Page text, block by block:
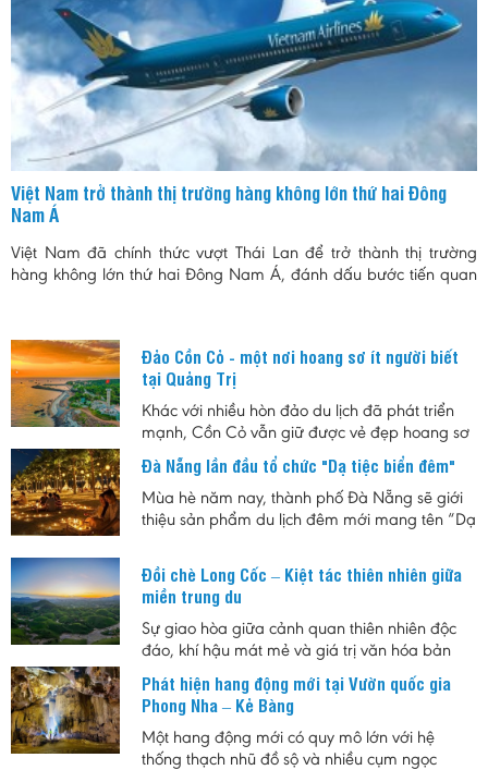
Việt Nam trở thành thị trường hàng không lớn thứ hai Đông
Nam Á
Việt Nam đã chính thức vượt Thái Lan để trở thành thị trường
hàng không lớn thứ hai Đông Nam Á, đánh dấu bước tiến quan
Đảo Cồn Cỏ - một nơi hoang sơ ít người biết
tại Quảng Trị
Khác với nhiều hòn đảo du lịch đã phát triển
mạnh, Cồn Cỏ vẫn giữ được vẻ đẹp hoang sơ
cùng nhịp sống chậm. Đây là lựa chọn phù
hợp cho những ai muốn tìm một nơi nghỉ ngắn
ngày, tránh sự đông đúc, đồng thời khám phá
hệ sinh thái biển, rừng nguyên sinh và những
Đà Nẵng lần đầu tổ chức "Dạ tiệc biển đêm"
Mùa hè năm nay, thành phố Đà Nẵng sẽ giới
thiệu sản phẩm du lịch đêm mới mang tên “Dạ
dân và du khách những trải nghiệm độc đáo
giữa không gian biển về đêm với sự kết hợp
của ánh sáng, ẩm thực và âm nhạc.
Đồi chè Long Cốc – Kiệt tác thiên nhiên giữa
miền trung du
Sự giao hòa giữa cảnh quan thiên nhiên độc
đáo, khí hậu mát mẻ và giá trị văn hóa bản
địa đã tạo nên sức hút riêng cho đồi chè Long
Cốc. Không chỉ là vùng nguyên liệu chè nổi
tiếng, nơi đây còn được xem là biểu tượng của
du lịch sinh thái Phú Thọ, góp phần quảng bá
hình ảnh vùng trung du Việt Nam đến với du
Phát hiện hang động mới tại Vườn quốc gia
Phong Nha – Kẻ Bàng
Một hang động mới có quy mô lớn với hệ
thống thạch nhũ đồ sộ và nhiều cụm ngọc